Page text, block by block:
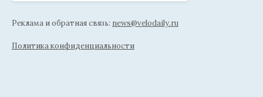
Реклама и обратная связь: news@velodaily.ru
Политика конфиденциальности